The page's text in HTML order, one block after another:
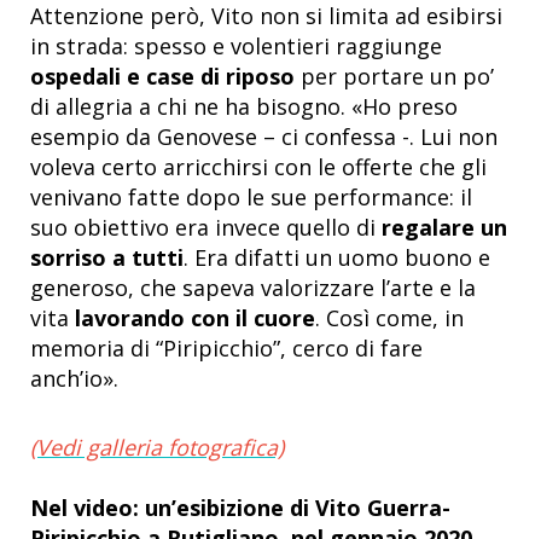
Attenzione però, Vito non si limita ad esibirsi
in strada: spesso e volentieri raggiunge
ospedali e case di riposo per portare un po’
di allegria a chi ne ha bisogno. «Ho preso
esempio da Genovese – ci confessa -. Lui non
voleva certo arricchirsi con le offerte che gli
venivano fatte dopo le sue performance: il
suo obiettivo era invece quello di regalare un
sorriso a tutti. Era difatti un uomo buono e
generoso, che sapeva valorizzare l’arte e la
vita lavorando con il cuore. Così come, in
memoria di “Piripicchio”, cerco di fare
anch’io».
(Vedi galleria fotografica)
Nel video: un’esibizione di Vito Guerra-